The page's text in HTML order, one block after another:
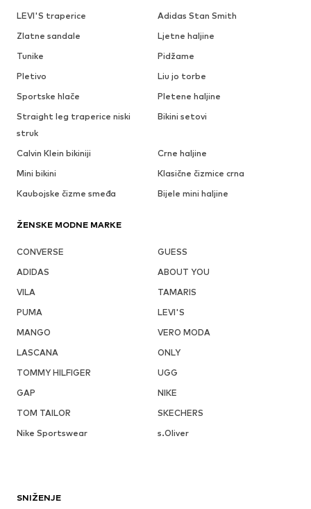
LEVI'S traperice
Adidas Stan Smith
Zlatne sandale
Ljetne haljine
Tunike
Pidžame
Pletivo
Liu jo torbe
Sportske hlače
Pletene haljine
Straight leg traperice niski
struk
Bikini setovi
Calvin Klein bikiniji
Crne haljine
Mini bikini
Klasične čizmice crna
Kaubojske čizme smeđa
Bijele mini haljine
ŽENSKE MODNE MARKE
CONVERSE
GUESS
ADIDAS
ABOUT YOU
VILA
TAMARIS
PUMA
LEVI'S
MANGO
VERO MODA
LASCANA
ONLY
TOMMY HILFIGER
UGG
GAP
NIKE
TOM TAILOR
SKECHERS
Nike Sportswear
s.Oliver
SNIŽENJE